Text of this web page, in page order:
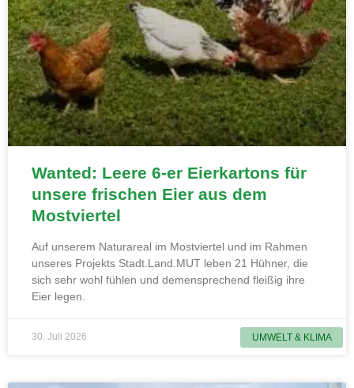
UMWELT & KLIMA
Wanted: Leere 6-er Eierkartons für
unsere frischen Eier aus dem
Mostviertel
Auf unserem Naturareal im Mostviertel und im Rahmen
unseres Projekts Stadt.Land.MUT leben 21 Hühner, die
sich sehr wohl fühlen und demensprechend fleißig ihre
Eier legen.
30. Juli 2026